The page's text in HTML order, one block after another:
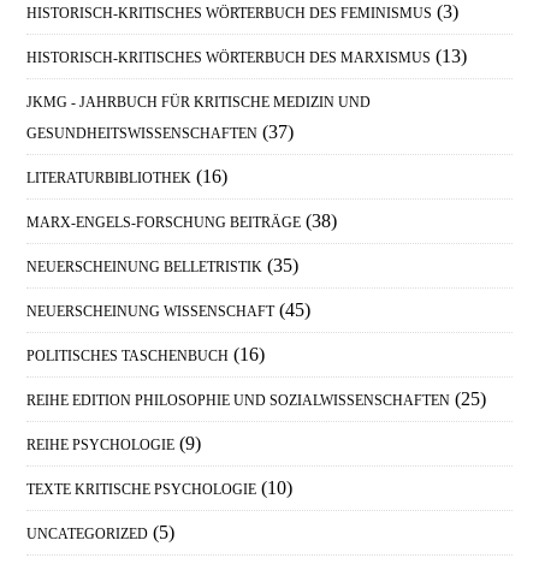
HISTORISCH-KRITISCHES WÖRTERBUCH DES FEMINISMUS (3)
HISTORISCH-KRITISCHES WÖRTERBUCH DES MARXISMUS (13)
JKMG - JAHRBUCH FÜR KRITISCHE MEDIZIN UND
GESUNDHEITSWISSENSCHAFTEN (37)
LITERATURBIBLIOTHEK (16)
MARX-ENGELS-FORSCHUNG BEITRÄGE (38)
NEUERSCHEINUNG BELLETRISTIK (35)
NEUERSCHEINUNG WISSENSCHAFT (45)
POLITISCHES TASCHENBUCH (16)
REIHE EDITION PHILOSOPHIE UND SOZIALWISSENSCHAFTEN (25)
REIHE PSYCHOLOGIE (9)
TEXTE KRITISCHE PSYCHOLOGIE (10)
UNCATEGORIZED (5)